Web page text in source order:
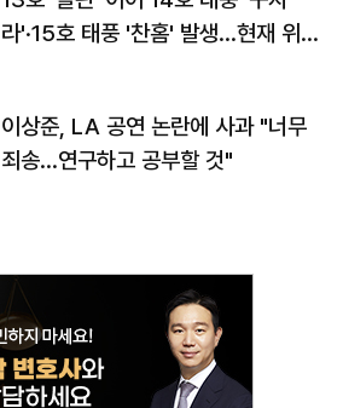
라'·15호 태풍 '찬홈' 발생…현재 위
이상준, LA 공연 논란에 사과 "너무
죄송…연구하고 공부할 것"